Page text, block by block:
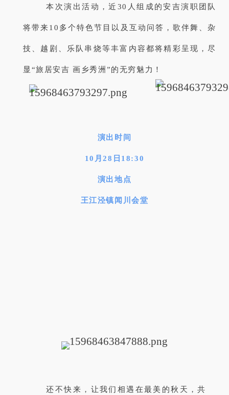
本次演出活动，近30人组成的安吉演职团队
将带来10多个特色节目以及互动问答，歌伴舞、杂
技、越剧、乐队串烧等丰富内容都将精彩呈现，尽
显“旅居安吉 画乡秀洲”的无穷魅力！
演出时间
10月28日18:30
演出地点
王江泾镇闻川会堂
还不快来，让我们相遇在最美的秋天，共